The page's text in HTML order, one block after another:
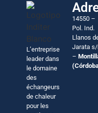
L’entreprise
leader dans
le domaine
des
échangeurs
de chaleur
pour les
14550 –
Pol. Ind.
Llanos
Jarata
–